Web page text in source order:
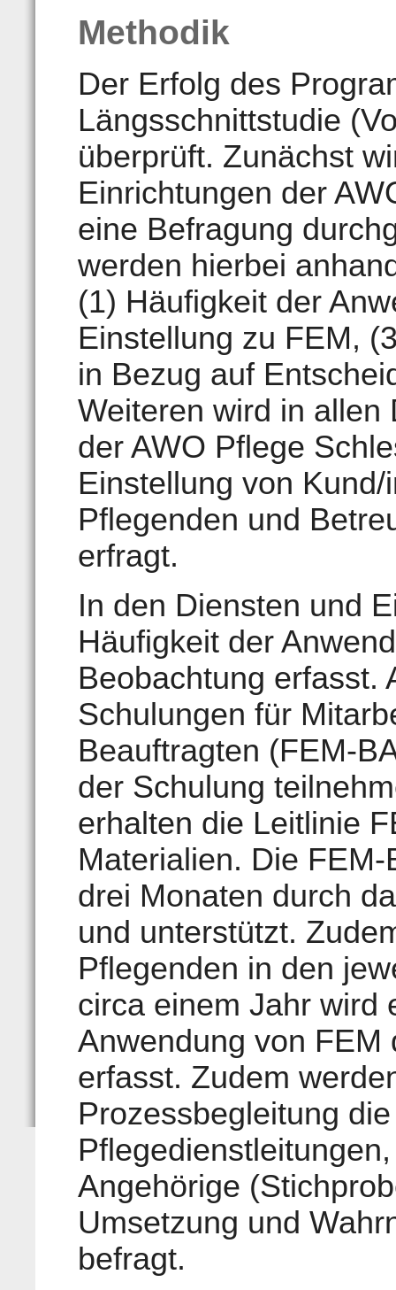
Methodik
Der Erfolg des
Längsschnittstudie
überprüft. Zunächst
Einrichtungen der
eine Befragung
werden hierbei
(1) Häufigkeit der
Einstellung zu FEM,
in Bezug auf
Weiteren wird in allen
der AWO Pflege
Einstellung von
Pflegenden und
erfragt.
In den Diensten und
Häufigkeit der
Beobachtung erfasst.
Schulungen für
Beauftragten (FEM-
der Schulung
erhalten die Leitlinie
Materialien. Die
drei Monaten durch
und unterstützt.
Pflegenden in den
circa einem Jahr wird
Anwendung von FEM
erfasst. Zudem
Prozessbegleitung
Angehörige
Umsetzung und
befragt.